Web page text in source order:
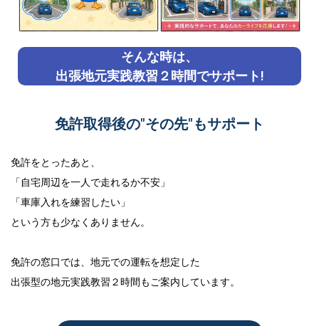
そんな時は、
出張地元実践教習２時間でサポート!
免許取得後の"その先"もサポート
免許をとったあと、
「自宅周辺を一人で走れるか不安」
「車庫入れを練習したい」
という方も少なくありません。
免許の窓口では、地元での運転を想定した
出張型の地元実践教習２時間 もご案内しています。